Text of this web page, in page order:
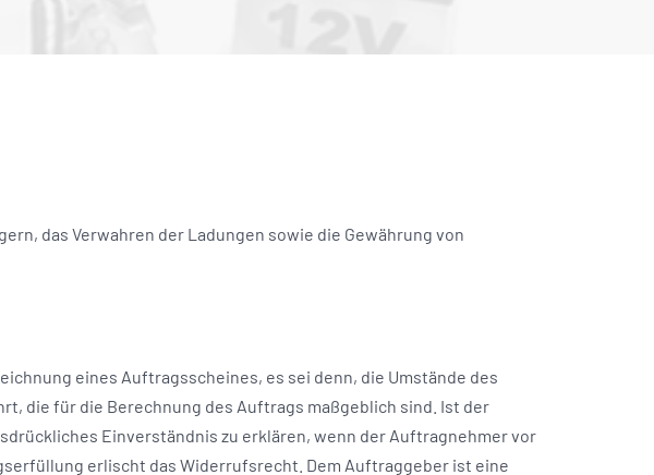
das Verwahren der Ladungen sowie die Gewährung von
eines Auftragsscheines, es sei denn, die Umstände des
die für die Berechnung des Auftrags maßgeblich sind. Ist der
Einverständnis zu erklären, wenn der Auftragnehmer vor
erlischt das Widerrufsrecht. Dem Auftraggeber ist eine